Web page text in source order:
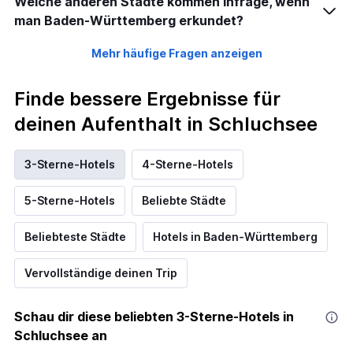
man Baden-Württemberg erkundet?
Mehr häufige Fragen anzeigen
Finde bessere Ergebnisse für
deinen Aufenthalt in Schluchsee
3-Sterne-Hotels 4-Sterne-Hotels
5-Sterne-Hotels Beliebte Städte
Beliebteste Städte Hotels in Baden-Württemberg
Vervollständige deinen Trip
Schau dir diese beliebten 3-Sterne-Hotels in
Schluchsee an